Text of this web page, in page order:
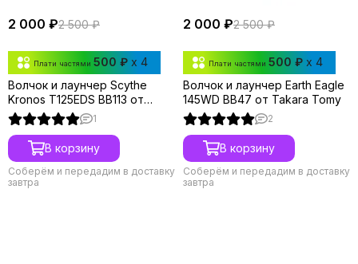
2 000 ₽2 500 ₽
Плати частями 500 ₽ x 4
Волчок и лаунчер Scythe
Kronos T125EDS BB113 от
Takara Tomy
1
В корзину
Соберём и передадим в доставку
завтра
2 000 ₽2 500 ₽
Плати частями 500 ₽ x 4
Волчок и лаунчер Earth Eagle
145WD BB47 от Takara Tomy
2
В корзину
Соберём и передадим в доставку
завтра